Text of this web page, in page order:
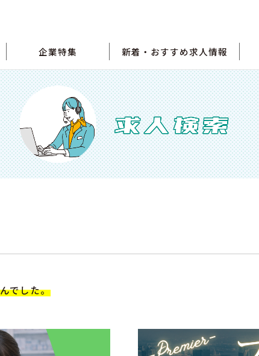
企業特集 新着・おすすめ求人情報
でした。